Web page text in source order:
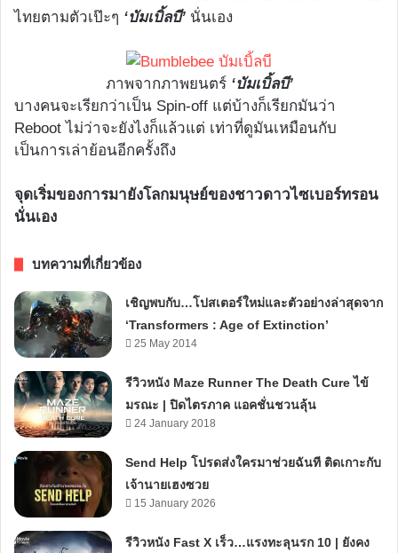
ไทยตามตัวเป๊ะๆ ‘บัมเบิ้ลบี’ นั่นเอง
ภาพจากภาพยนตร์ ‘บัมเบิ้ลบี’
บางคนจะเรียกว่าเป็น Spin-off แต่บ้างก็เรียกมันว่า
Reboot ไม่ว่าจะยังไงก็แล้วแต่ เท่าที่ดูมันเหมือนกับ
เป็นการเล่าย้อนอีกครั้งถึง
จุดเริ่มของการมายังโลกมนุษย์ของชาวดาวไซเบอร์ทรอน
นั่นเอง
บทความที่เกี่ยวข้อง
เชิญพบกับ…โปสเตอร์ใหม่และตัวอย่างล่าสุดจาก
‘Transformers : Age of Extinction’
25 May 2014
รีวิวหนัง Maze Runner The Death Cure ไข้
มรณะ | ปิดไตรภาค แอคชั่นชวนลุ้น
24 January 2018
Send Help โปรดส่งใครมาช่วยฉันที ติดเกาะกับ
เจ้านายเฮงซวย
15 January 2026
รีวิวหนัง Fast X เร็ว…แรงทะลุนรก 10 | ยังคง